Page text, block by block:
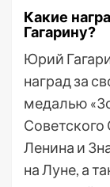
Какие
Гагарину?
Юрий
наград за
медалью
Ленина и
на Луне, а